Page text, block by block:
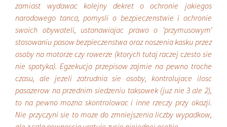
zamiast wydawac kolejny dekret o ochronie jakiegos
narodowego tanca, pomysli o bezpieczenstwie i ochronie
swoich obywateli, ustanawiajac prawo o ‘przymusowym’
stosowaniu pasow bezpieczenstwa oraz noszenia kasku przez
osoby na motorze czy rowerze (ktorych tutaj raczej czesto sie
nie spotyka). Egzekucja przepisow zajmie na pewno troche
czasu, ale jezeli zatrudnia sie osoby, kontrolujace ilosc
pasazerow na przednim siedzeniu taksowek (juz nie 3 ale 2),
to na pewno mozna skontrolowac i inne rzeczy przy okazji.
Nie przyczyni sie to moze do zmniejszenia liczby wypadkow,